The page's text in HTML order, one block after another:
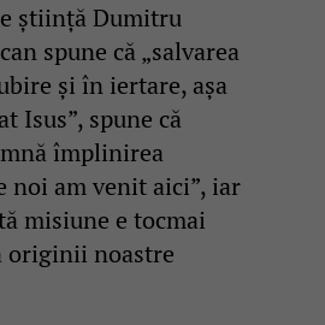
știință Dumitru
spune că „salvarea
și în iertare, așa
Isus”, spune că
împlinirea
noi am venit aici”, iar
misiune e tocmai
originii noastre